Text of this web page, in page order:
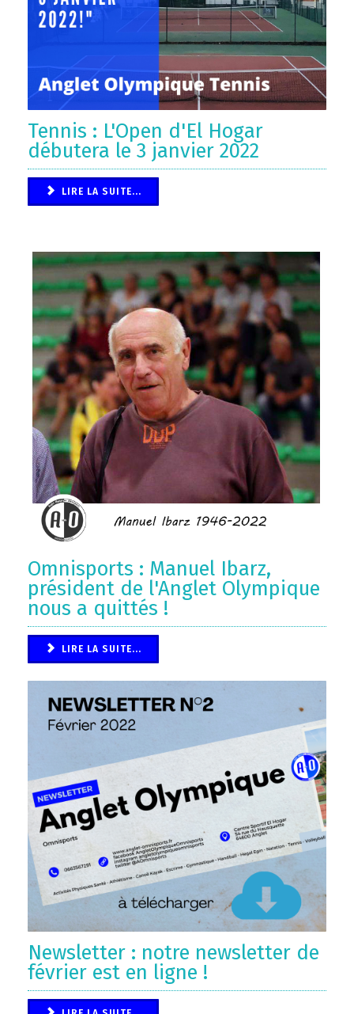
Tennis : L'Open d'El Hogar
débutera le 3 janvier 2022
LIRE LA SUITE...
Omnisports : Manuel Ibarz,
président de l'Anglet Olympique
nous a quittés !
LIRE LA SUITE...
Newsletter : notre newsletter de
février est en ligne !